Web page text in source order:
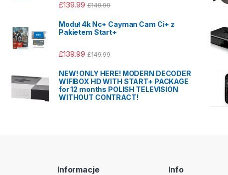
£139.99 £149.99
Moduł 4k Nc+ Cayman Cam Ci+ z
Pakietem Start+
£139.99 £149.99
NEW! ONLY HERE! MODERN DECODER
WIFIBOX HD WITH START+ PACKAGE
for 12 months POLISH TELEVISION
WITHOUT CONTRACT!
Informacje Info